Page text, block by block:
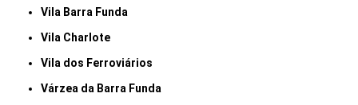
Vila Barra Funda
Vila Charlote
Vila dos Ferroviários
Várzea da Barra Funda